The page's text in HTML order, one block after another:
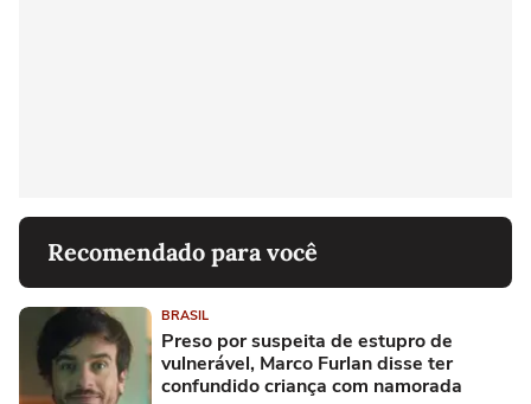
Recomendado para você
BRASIL
Preso por suspeita de estupro de
vulnerável, Marco Furlan disse ter
confundido criança com namorada